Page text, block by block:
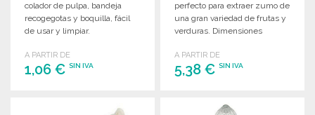
colador de pulpa, bandeja
recogegotas y boquilla, fácil
de usar y limpiar.
A PARTIR DE
1,06 € SIN IVA
perfecto para extraer zumo de
una gran variedad de frutas y
verduras. Dimensiones
lavavajillas.
A PARTIR DE
5,38 €SIN IVA